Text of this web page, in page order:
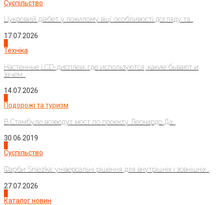
Суспільство
Цукровий діабет у похилому віці: особливості догляду та...
17.07.2026
Техніка
Настенные LCD-дисплеи: где используются, какие бывают и
зачем...
14.07.2026
Подорожі та туризм
В Стамбуле возведут мост по проекту Леонардо Да...
30.06.2019
Суспільство
Фарби Sniezka: універсальні рішення для внутрішніх і зовнішніх...
27.07.2026
Каталог новин